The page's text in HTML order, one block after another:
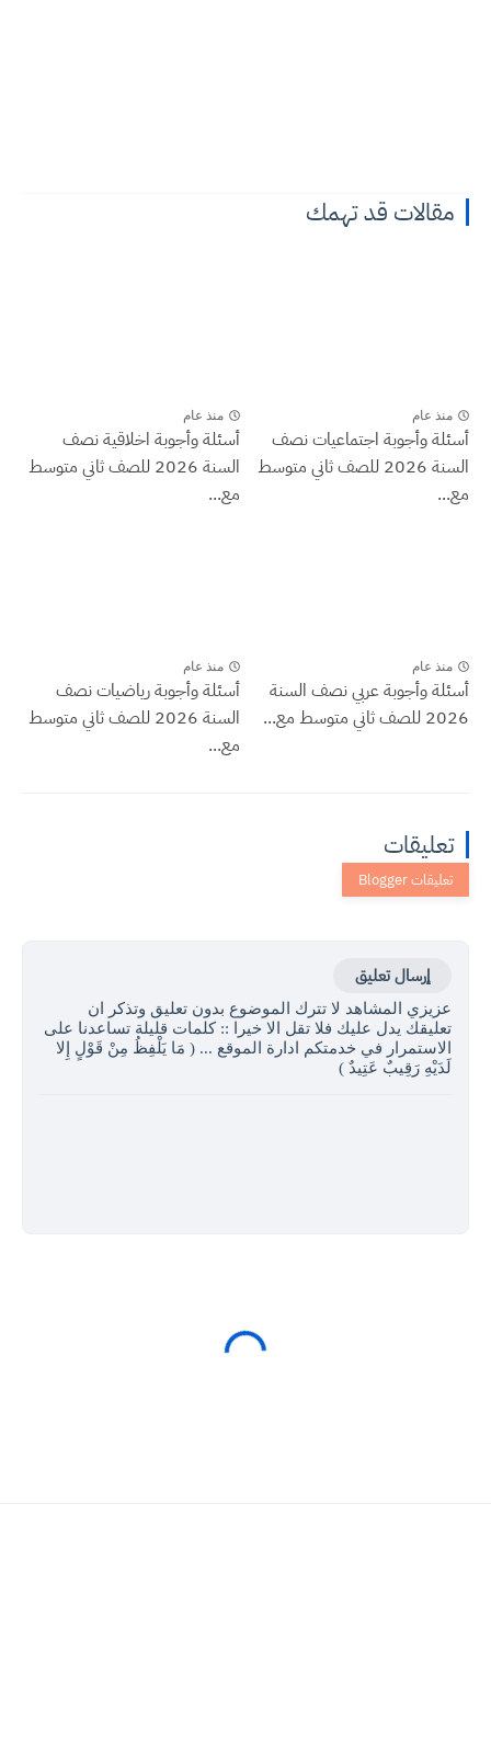
مقالات قد تهمك
منذ عام
أسئلة وأجوبة اجتماعيات نصف
السنة 2026 للصف ثاني متوسط
مع...
منذ عام
أسئلة وأجوبة اخلاقية نصف
السنة 2026 للصف ثاني متوسط
مع...
منذ عام
أسئلة وأجوبة عربي نصف السنة
2026 للصف ثاني متوسط مع...
منذ عام
أسئلة وأجوبة رياضيات نصف
السنة 2026 للصف ثاني متوسط
مع...
تعليقات
إرسال تعليق
عزيزي المشاهد لا تترك الموضوع بدون تعليق وتذكر ان
تعليقك يدل عليك فلا تقل الا خيرا :: كلمات قليلة تساعدنا على
الاستمرار في خدمتكم ادارة الموقع ... ( مَا يَلْفِظُ مِنْ قَوْلٍ إِلا
لَدَيْهِ رَقِيبٌ عَتِيدٌ )